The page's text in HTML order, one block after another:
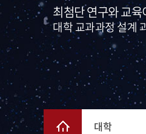
최첨단 연구와 교
대학 교과과정 설계
대학